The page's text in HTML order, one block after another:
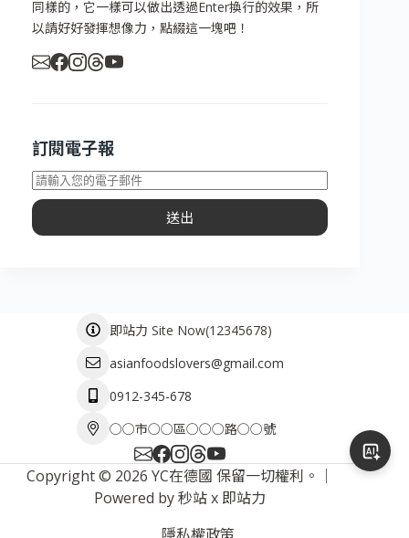
同樣的，它一樣可以做出透過Enter換行的效果，所
以請好好發揮想像力，點綴這一塊吧！
訂閱電子報
送出
即站力 Site Now(12345678)
asianfoodslovers@gmail.com
0912-345-678
○○市○○區○○○路○○號
Copyright © 2026 YC在德國 保留一切權利。｜
Powered by秒站x 即站力